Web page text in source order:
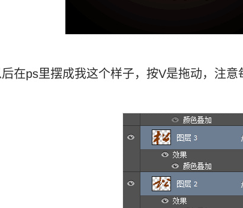
在ps里摆成我这个样子，按V是拖动，注意